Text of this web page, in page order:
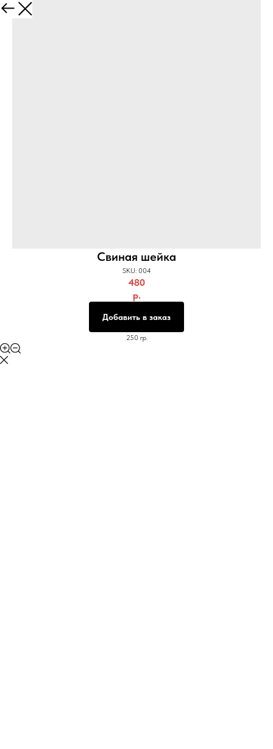
Меню
Свиная шейка
SKU: 004
480
р.
Добавить в заказ
250 гр.